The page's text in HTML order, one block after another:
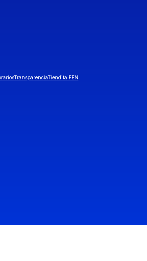
TransparenciaTiendita FEN